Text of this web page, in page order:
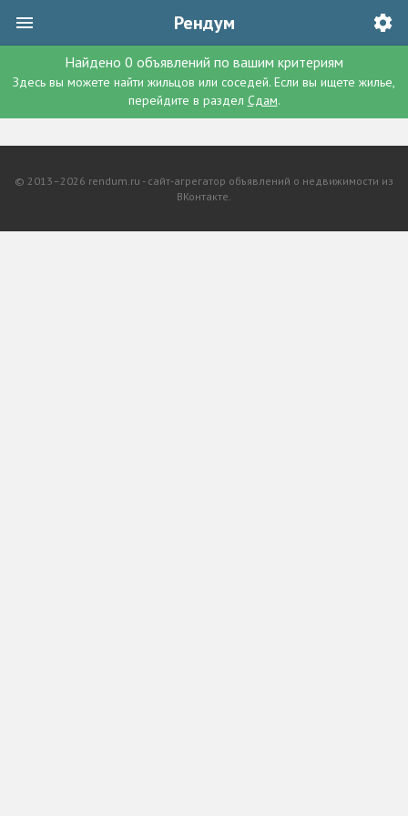
Рендум
Найдено 0 объявлений по вашим критериям
Здесь вы можете найти жильцов или соседей. Если вы ищете жилье,
перейдите в раздел Сдам.
© 2013–2026 rendum.ru - сайт-агрегатор объявлений о недвижимости из
ВКонтакте.